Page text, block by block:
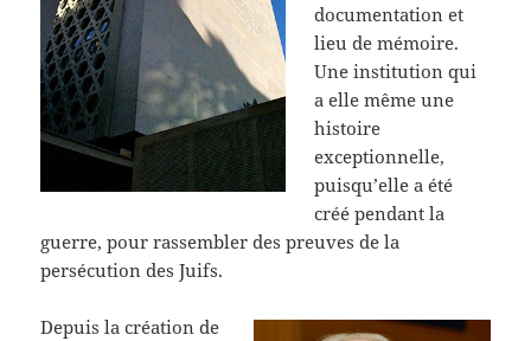
documentation et
lieu de mémoire.
Une institution qui
a elle même une
histoire
exceptionnelle,
puisqu’elle a été
créé pendant la
guerre, pour rassembler des preuves de la
persécution des Juifs.
Depuis la création de